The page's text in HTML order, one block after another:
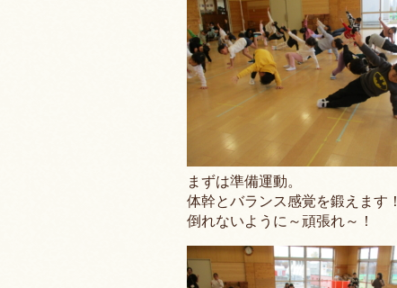
まずは準備運動。
体幹とバランス感覚を鍛えます！
倒れないように～頑張れ～！